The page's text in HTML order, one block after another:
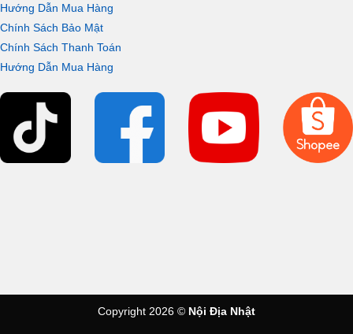
Hướng Dẫn Mua Hàng
Chính Sách Bảo Mật
Chính Sách Thanh Toán
Hướng Dẫn Mua Hàng
Copyright 2026 © Nội Địa Nhật